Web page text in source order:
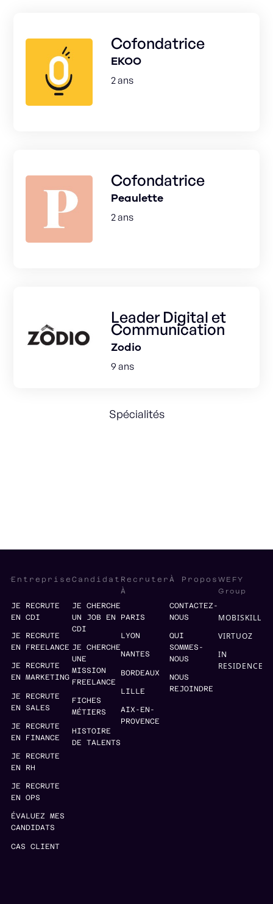
Cofondatrice
EKOO
2 ans
Cofondatrice
Peaulette
2 ans
Leader Digital et
Communication
Zodio
9 ans
Spécialités
Entreprise
JE RECRUTE
EN CDI
JE RECRUTE
EN FREELANCE
JE RECRUTE
EN MARKETING
JE RECRUTE
EN SALES
JE RECRUTE
EN FINANCE
JE RECRUTE
EN RH
JE RECRUTE
EN OPS
ÉVALUEZ MES
CANDIDATS
CAS CLIENT
Candidat
JE CHERCHE
UN JOB EN
CDI
JE CHERCHE
UNE
MISSION
FREELANCE
FICHES
MÉTIERS
HISTOIRE
DE TALENTS
Recruter
À
PARIS
LYON
NANTES
BORDEAUX
LILLE
AIX-EN-
PROVENCE
À Propos
CONTACTEZ-
NOUS
QUI
SOMMES-
NOUS
NOUS
REJOINDRE
WEFY
Group
MOBISKILL
VIRTUOZ
IN
RESIDENCE